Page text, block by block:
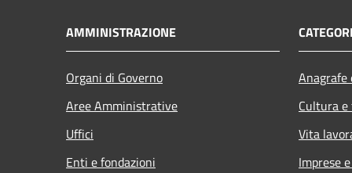
AMMINISTRAZIONE
Organi di Governo
Aree Amministrative
Uffici
Enti e fondazioni
Cultura
Vita
Imprese